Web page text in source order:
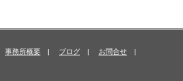
事務所概要 | ブログ | お問合せ |